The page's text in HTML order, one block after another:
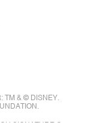
TM & © DISNEY.
SIGNATURE C